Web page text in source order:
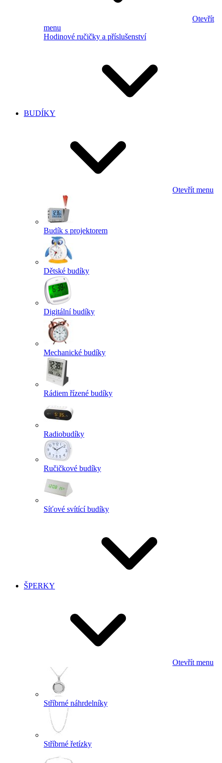
Otevřít
menu
Hodinové ručičky a příslušenství
BUDÍKY
Otevřít menu
Budík s projektorem
Dětské budíky
Digitální budíky
Mechanické budíky
Rádiem řízené budíky
Radiobudíky
Ručičkové budíky
Síťové svítící budíky
ŠPERKY
Otevřít menu
Stříbrné náhrdelníky
Stříbrné řetízky